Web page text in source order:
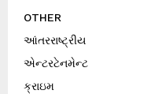
OTHER
આંતરરાષ્ટ્રીય
એન્ટરટેનમેન્ટ
ક્રાઇમ